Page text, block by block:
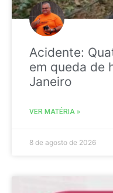
Acidente:
em queda de
Janeiro
VER MATÉRIA »
8 de agosto de 2026